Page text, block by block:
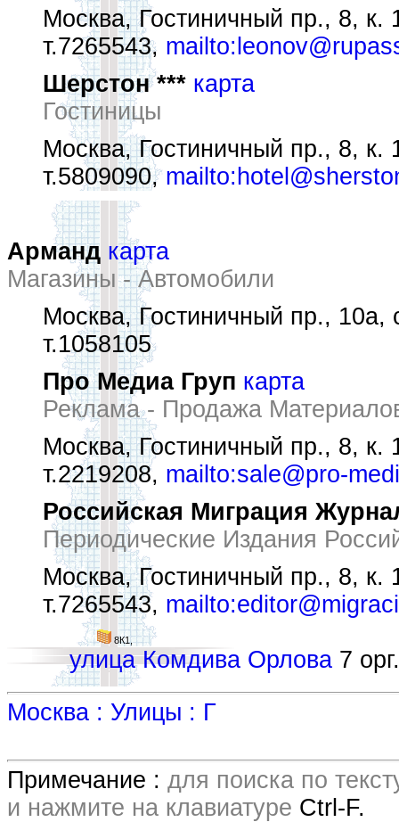
Москва, Гостиничный пр., 8, к.
т.7265543,
Шерстон *** карта
Гостиницы
Москва, Гостиничный пр., 8, к.
т.5809090,
Арманд карта
Магазины - Автомобили
Москва, Гостиничный пр., 10а,
т.1058105
Про Медиа Груп карта
Реклама - Продажа
Москва, Гостиничный пр., 8, к.
т.2219208, mailto:sale@pro-
Российская Миграция
Периодические Издания
Москва, Гостиничный пр., 8, к.
т.7265543,
8К1,
улица Комдива Орлова 7 орг.
Москва : Улицы : Г
Примечание : для поиска по
и нажмите на клавиатуре Ctrl-F.